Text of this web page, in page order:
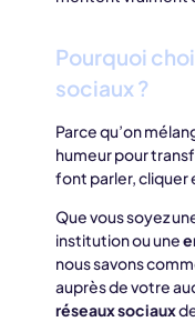
Pourquoi
sociaux ?
Parce qu’on
humeur pour
font parler, cliquer
Que vous soyez
institution ou une
nous savons
auprès de votre
réseaux sociaux